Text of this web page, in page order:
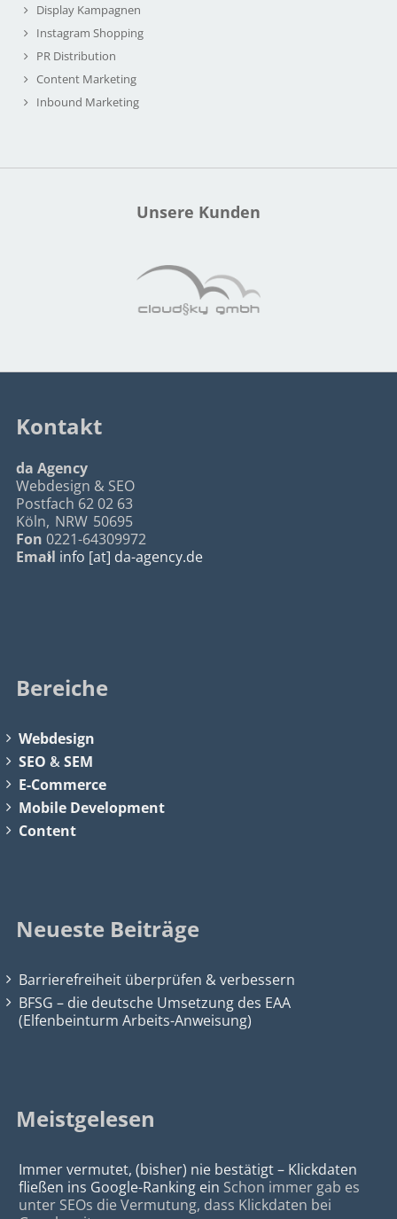
Display Kampagnen
Instagram Shopping
PR Distribution
Content Marketing
Inbound Marketing
Unsere Kunden
Kontakt
da Agency
Webdesign & SEO
Postfach 62 02 63
Köln, NRW 50695
Fon 0221-64309972
Email info [at] da-agency.de
Bereiche
Webdesign
SEO &SEM
E-Commerce
Mobile Development
Content
Neueste Beiträge
Barrierefreiheit überprüfen & verbessern
BFSG – die deutsche Umsetzung des EAA
(Elfenbeinturm Arbeits-Anweisung)
Meistgelesen
Immer vermutet, (bisher) nie bestätigt – Klickdaten
fließen ins Google-Ranking ein Schon immer gab es
unter SEOs die Vermutung, dass Klickdaten bei